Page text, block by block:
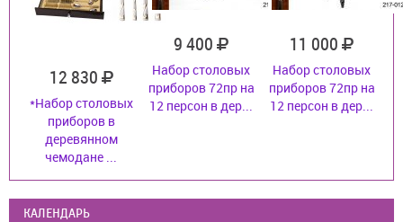
12 830
*Набор столовых
приборов в
деревянном
чемодане ...
9 400
Набор столовых
приборов 72пр на
12 персон в дер...
11 000
Набор столовых
приборов 72пр на
12 персон в дер...
КАЛЕНДАРЬ